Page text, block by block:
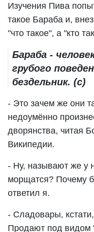
Изучения Пива
такое Бараба и,
"что такое", а "кто
Бараба -
грубого
бездельник. (с)
- Это зачем же они
недоумённо
дворянства, читая
Википедии.
- Ну, называют же у
морщатся? Почему
ответил я.
- Сладовары,
Продают под видом